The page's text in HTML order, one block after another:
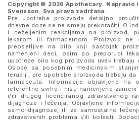
Copyright © 2026 Apothecary. Napravio
Svensson. Sva prava zadržana.
Pre upotrebe proizvoda detaljno
dnevne doze se ne smeju prekoračiti. O
i neželjenim reakcijama na proizvod,
lekarom ili farmaceutom. Proizvod
preosetljive na bilo koji sastojak
namenjeni deci, osim po preporuci
upotrebe bilo kog proizvoda uvek trebaju
Osobe sa posebnim medicinskim
terapiji, pre upotrebe proizvoda trebaju
farmaceuta. Informacije objavljene
referentne svrhe i nisu namenjene
i/ili drugog licenciranog zdravstvenog
dijagnoze i lečenja. Objavljene
samo-dijagnoze, ili za samostalno
zdravstvenih problema i/ili bolesti.